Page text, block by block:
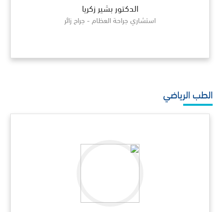
الدكتور بشير زكريا
استشاري جراحة العظام - جراح زائر
الطب الرياضي